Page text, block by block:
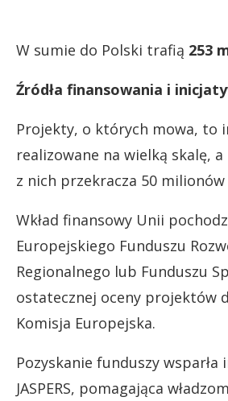
W sumie do Polski trafią 253
Źródła finansowania i
Projekty, o których mowa, to
realizowane na wielką skalę,
z nich przekracza 50 milionów
Wkład finansowy Unii
Europejskiego Funduszu
Regionalnego lub Funduszu
ostatecznej oceny projektów
Komisja Europejska.
Pozyskanie funduszy wsparła
JASPERS, pomagająca